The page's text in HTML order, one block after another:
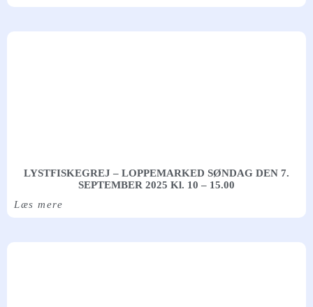
LYSTFISKEGREJ – LOPPEMARKED SØNDAG DEN 7.
SEPTEMBER 2025 Kl. 10 – 15.00
Læs mere